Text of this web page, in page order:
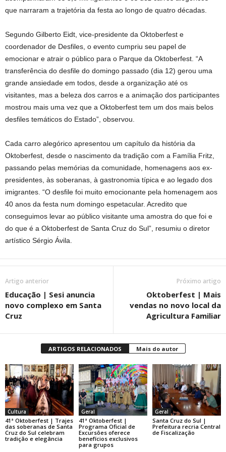
que narraram a trajetória da festa ao longo de quatro décadas.
Segundo Gilberto Eidt, vice-presidente da Oktoberfest e
coordenador de Desfiles, o evento cumpriu seu papel de
emocionar e atrair o público para o Parque da Oktoberfest. “A
transferência do desfile do domingo passado (dia 12) gerou uma
grande ansiedade em todos, desde a organização até os
visitantes, mas a beleza dos carros e a animação dos participantes
mostrou mais uma vez que a Oktoberfest tem um dos mais belos
desfiles temáticos do Estado”, observou.
Cada carro alegórico apresentou um capítulo da história da
Oktoberfest, desde o nascimento da tradição com a Família Fritz,
passando pelas memórias da comunidade, homenagens aos ex-
presidentes, às soberanas, à gastronomia típica e ao legado dos
imigrantes. “O desfile foi muito emocionante pela homenagem aos
40 anos da festa num domingo espetacular. Acredito que
conseguimos levar ao público visitante uma amostra do que foi e
do que é a Oktoberfest de Santa Cruz do Sul”, resumiu o diretor
artístico Sérgio Ávila.
Artigo anterior
Educação | Sesi anuncia
novo complexo em Santa
Cruz
Próximo artigo
Oktoberfest | Mais
vendas no novo local da
Agricultura Familiar
ARTIGOS RELACIONADOS Mais do autor
Cultura
41ª Oktoberfest | Trajes
das soberanas de Santa
Cruz do Sul celebram
tradição e elegância
Geral
41ª Oktoberfest |
Programa Oficial de
Excursões oferece
benefícios exclusivos
para grupos
Geral
Santa Cruz do Sul |
Prefeitura recria Central
de Fiscalização